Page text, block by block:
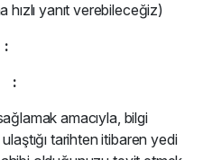
yanıt verebileceğiz)
:
amacıyla, bilgi
tarihten itibaren yedi